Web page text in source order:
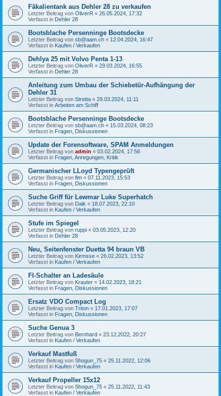
Fäkalientank aus Dehler 28 zu verkaufen
Letzter Beitrag von OliverR « 26.05.2024, 17:32
Verfasst in Dehler 28
Bootsblache Persenninge Bootsdecke
Letzter Beitrag von sb@aam.ch « 12.04.2024, 16:47
Verfasst in Kaufen / Verkaufen
Dehlya 25 mit Volvo Penta 1-13
Letzter Beitrag von OliverR « 29.03.2024, 16:55
Verfasst in Dehler 28
Anleitung zum Umbau der Schiebetür-Aufhängung der
Dehler 31
Letzter Beitrag von Stretta « 29.03.2024, 11:11
Verfasst in Arbeiten am Schiff
Bootsblache Persenninge Bootsdecke
Letzter Beitrag von sb@aam.ch « 15.03.2024, 08:23
Verfasst in Fragen, Diskussionen
Update der Forensoftware, SPAM Anmeldungen
Letzter Beitrag von admin « 03.02.2024, 17:56
Verfasst in Fragen, Anregungen, Kritik
Germanischer LLoyd Typengeprüft
Letzter Beitrag von flm « 07.11.2023, 15:53
Verfasst in Fragen, Diskussionen
Suche Griff für Lewmar Luke Superhatch
Letzter Beitrag von Daik « 18.07.2023, 22:10
Verfasst in Kaufen / Verkaufen
Stufe im Spiegel
Letzter Beitrag von ruppi « 03.05.2023, 12:20
Verfasst in Dehler 28
Neu, Seitenfenster Duetta 94 braun VB
Letzter Beitrag von Kirmsse « 26.02.2023, 13:52
Verfasst in Kaufen / Verkaufen
FI-Schalter an Ladesäule
Letzter Beitrag von Krauter « 14.02.2023, 18:21
Verfasst in Fragen, Diskussionen
Ersatz VDO Compact Log
Letzter Beitrag von Triton « 17.01.2023, 17:07
Verfasst in Fragen, Diskussionen
Suche Genua 3
Letzter Beitrag von Bernhard « 23.12.2022, 20:27
Verfasst in Kaufen / Verkaufen
Verkauf Mastfuß
Letzter Beitrag von Shogun_75 « 25.11.2022, 12:06
Verfasst in Kaufen / Verkaufen
Verkauf Propeller 15x12
Letzter Beitrag von Shogun_75 « 25.11.2022, 11:43
Verfasst in Kaufen / Verkaufen